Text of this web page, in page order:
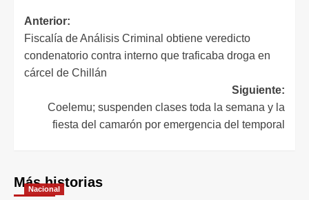
Anterior:
Fiscalía de Análisis Criminal obtiene veredicto
condenatorio contra interno que traficaba droga en
cárcel de Chillán
Siguiente:
Coelemu; suspenden clases toda la semana y la
fiesta del camarón por emergencia del temporal
Más historias
Nacional